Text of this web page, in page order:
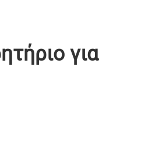
για